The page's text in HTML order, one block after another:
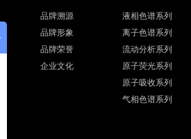
品牌溯源
品牌形象
品牌荣誉
企业文化
液相色谱系列
离子色谱系列
流动分析系列
原子荧光系列
原子吸收系列
气相色谱系列